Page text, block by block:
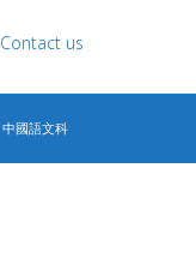
Contact us
中國語文科